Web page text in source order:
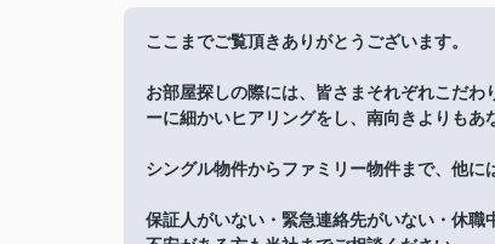
ここまでご覧頂きありがとうございます。
お部屋探しの際には、皆さまそれぞれこだ
ーに細かいヒアリングをし、南向きよりもあ
シングル物件からファミリー物件まで、他に
保証人がいない・緊急連絡先がいない・休